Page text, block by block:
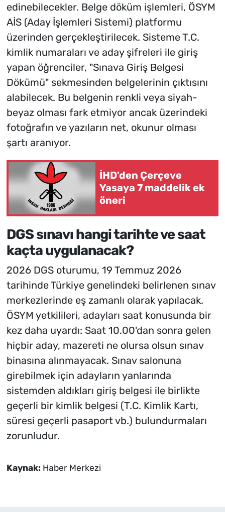
edinebilecekler. Belge döküm işlemleri, ÖSYM
AİS (Aday İşlemleri Sistemi) platformu
üzerinden gerçekleştirilecek. Sisteme T.C.
kimlik numaraları ve aday şifreleri ile giriş
yapan öğrenciler, "Sınava Giriş Belgesi
Dökümü" sekmesinden belgelerinin çıktısını
alabilecek. Bu belgenin renkli veya siyah-
beyaz olması fark etmiyor ancak üzerindeki
fotoğrafın ve yazıların net, okunur olması
şartı aranıyor.
İHD'den Çerçeve
Yasaya 7 maddelik ek
öneri
DGS sınavı hangi tarihte ve saat
kaçta uygulanacak?
2026 DGS oturumu, 19 Temmuz 2026
tarihinde Türkiye genelindeki belirlenen sınav
merkezlerinde eş zamanlı olarak yapılacak.
ÖSYM yetkilileri, adayları saat konusunda bir
kez daha uyardı: Saat 10.00'dan sonra gelen
hiçbir aday, mazereti ne olursa olsun sınav
binasına alınmayacak. Sınav salonuna
girebilmek için adayların yanlarında
sistemden aldıkları giriş belgesi ile birlikte
geçerli bir kimlik belgesi (T.C. Kimlik Kartı,
süresi geçerli pasaport vb.) bulundurmaları
zorunludur.
Kaynak: Haber Merkezi